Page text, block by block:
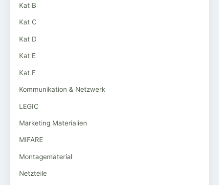
Kat B
Kat C
Kat D
Kat E
Kat F
Kommunikation & Netzwerk
LEGIC
Marketing Materialien
MIFARE
Montagematerial
Netzteile